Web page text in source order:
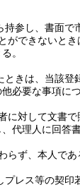
参し、書面で
できないとき
。
きは、当該登
必要な事項に
に対して文書
、代理人に回答
らず、本人であ
レス等の契印